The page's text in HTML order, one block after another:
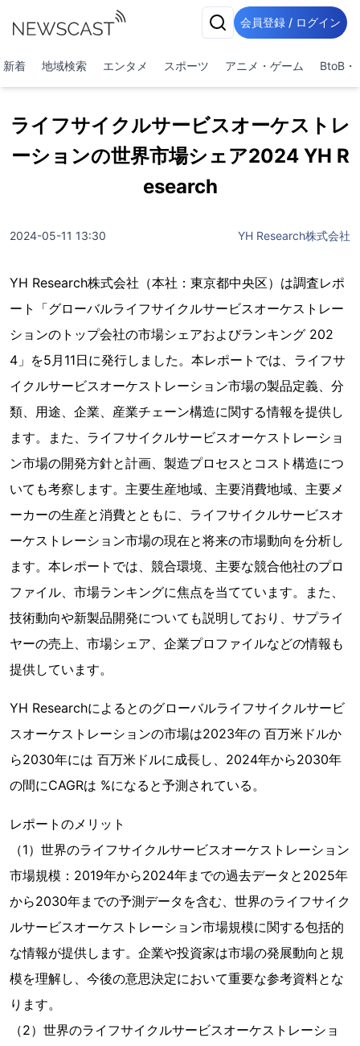
会員登録 / ログイン
新着 地域検索 エンタメ スポーツ アニメ・ゲーム BtoB・
ライフサイクルサービスオーケストレ
ーションの世界市場シェア2024 YH R
esearch
2024-05-11 13:30 YH Research株式会社
YH Research株式会社（本社：東京都中央区）は調査レポ
ート「グローバルライフサイクルサービスオーケストレー
ションのトップ会社の市場シェアおよびランキング 202
4」を5月11日に発行しました。本レポートでは、ライフサ
イクルサービスオーケストレーション市場の製品定義、分
類、用途、企業、産業チェーン構造に関する情報を提供し
ます。また、ライフサイクルサービスオーケストレーショ
ン市場の開発方針と計画、製造プロセスとコスト構造につ
いても考察します。主要生産地域、主要消費地域、主要メ
ーカーの生産と消費とともに、ライフサイクルサービスオ
ーケストレーション市場の現在と将来の市場動向を分析し
ます。本レポートでは、競合環境、主要な競合他社のプロ
ファイル、市場ランキングに焦点を当てています。また、
技術動向や新製品開発についても説明しており、サプライ
ヤーの売上、市場シェア、企業プロファイルなどの情報も
提供しています。
YH Researchによるとのグローバルライフサイクルサービ
スオーケストレーションの市場は2023年の 百万米ドルか
ら2030年には 百万米ドルに成長し、2024年から2030年
の間にCAGRは %になると予測されている。
レポートのメリット
（1）世界のライフサイクルサービスオーケストレーション
市場規模：2019年から2024年までの過去データと2025年
から2030年までの予測データを含む、世界のライフサイク
ルサービスオーケストレーション市場規模に関する包括的
な情報が提供します。企業や投資家は市場の発展動向と規
模を理解し、今後の意思決定において重要な参考資料とな
ります。
（2）世界のライフサイクルサービスオーケストレーショ